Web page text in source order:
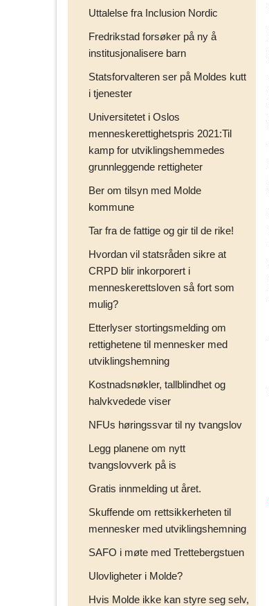
Uttalelse fra Inclusion Nordic
Fredrikstad forsøker på ny å
institusjonalisere barn
Statsforvalteren ser på Moldes kutt
i tjenester
Universitetet i Oslos
menneskerettighetspris 2021:Til
kamp for utviklingshemmedes
grunnleggende rettigheter
Ber om tilsyn med Molde
kommune
Tar fra de fattige og gir til de rike!
Hvordan vil statsråden sikre at
CRPD blir inkorporert i
menneskerettsloven så fort som
mulig?
Etterlyser stortingsmelding om
rettighetene til mennesker med
utviklingshemning
Kostnadsnøkler, tallblindhet og
halvkvedede viser
NFUs høringssvar til ny tvangslov
Legg planene om nytt
tvangslovverk på is
Gratis innmelding ut året.
Skuffende om rettsikkerheten til
mennesker med utviklingshemning
SAFO i møte med Trettebergstuen
Ulovligheter i Molde?
Hvis Molde ikke kan styre seg selv,